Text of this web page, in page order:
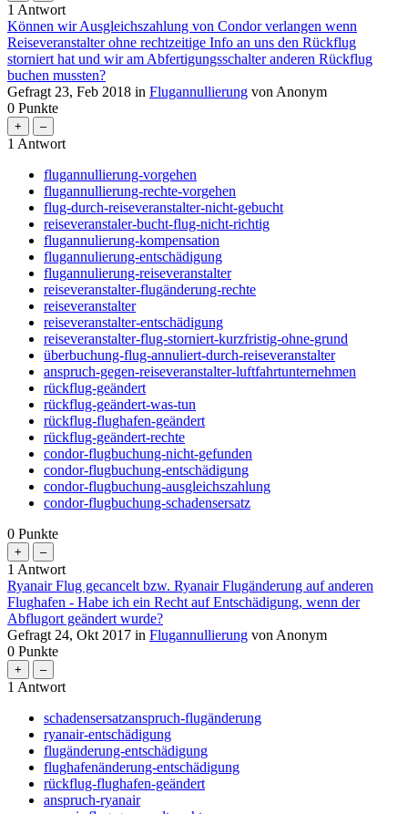
1 Antwort
Können wir Ausgleichszahlung von Condor verlangen wenn
Reiseveranstalter ohne rechtzeitige Info an uns den Rückflug
storniert hat und wir am Abfertigungsschalter anderen Rückflug
buchen mussten?
Gefragt 23, Feb 2018 in Flugannullierung von Anonym
0 Punkte
1 Antwort
flugannullierung-vorgehen
flugannullierung-rechte-vorgehen
flug-durch-reiseveranstalter-nicht-gebucht
reiseveranstaler-bucht-flug-nicht-richtig
flugannulierung-kompensation
flugannulierung-entschädigung
flugannulierung-reiseveranstalter
reiseveranstalter-flugänderung-rechte
reiseveranstalter
reiseveranstalter-entschädigung
reiseveranstalter-flug-storniert-kurzfristig-ohne-grund
überbuchung-flug-annuliert-durch-reiseveranstalter
anspruch-gegen-reiseveranstalter-luftfahrtunternehmen
rückflug-geändert
rückflug-geändert-was-tun
rückflug-flughafen-geändert
rückflug-geändert-rechte
condor-flugbuchung-nicht-gefunden
condor-flugbuchung-entschädigung
condor-flugbuchung-ausgleichszahlung
condor-flugbuchung-schadensersatz
0 Punkte
1 Antwort
Ryanair Flug gecancelt bzw. Ryanair Flugänderung auf anderen
Flughafen - Habe ich ein Recht auf Entschädigung, wenn der
Abflugort geändert wurde?
Gefragt 24, Okt 2017 in Flugannullierung von Anonym
0 Punkte
1 Antwort
schadensersatzanspruch-flugänderung
ryanair-entschädigung
flugänderung-entschädigung
flughafenänderung-entschädigung
rückflug-flughafen-geändert
anspruch-ryanair